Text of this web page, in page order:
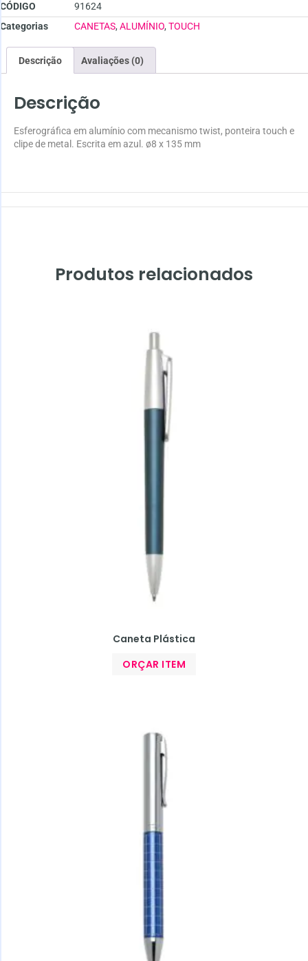
CÓDIGO
91624
Categorias
CANETAS, ALUMÍNIO, TOUCH
Descrição Avaliações (0)
Descrição
Esferográfica em alumínio com mecanismo twist, ponteira touch e
clipe de metal. Escrita em azul. ø8 x 135 mm
Produtos relacionados
Caneta Plástica
ORÇAR ITEM